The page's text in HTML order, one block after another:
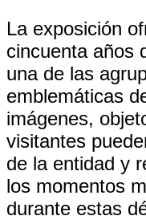
La exposición
cincuenta años
una de las
emblemáticas
imágenes,
visitantes
de la entidad y
los momentos
durante estas